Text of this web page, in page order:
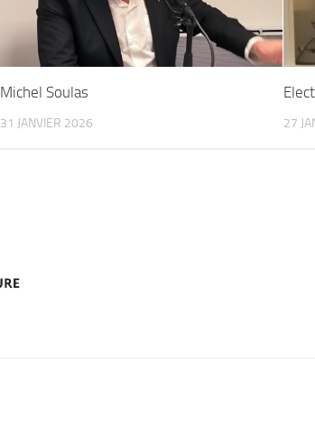
Michel Soulas
31 JANVIER 2026 27